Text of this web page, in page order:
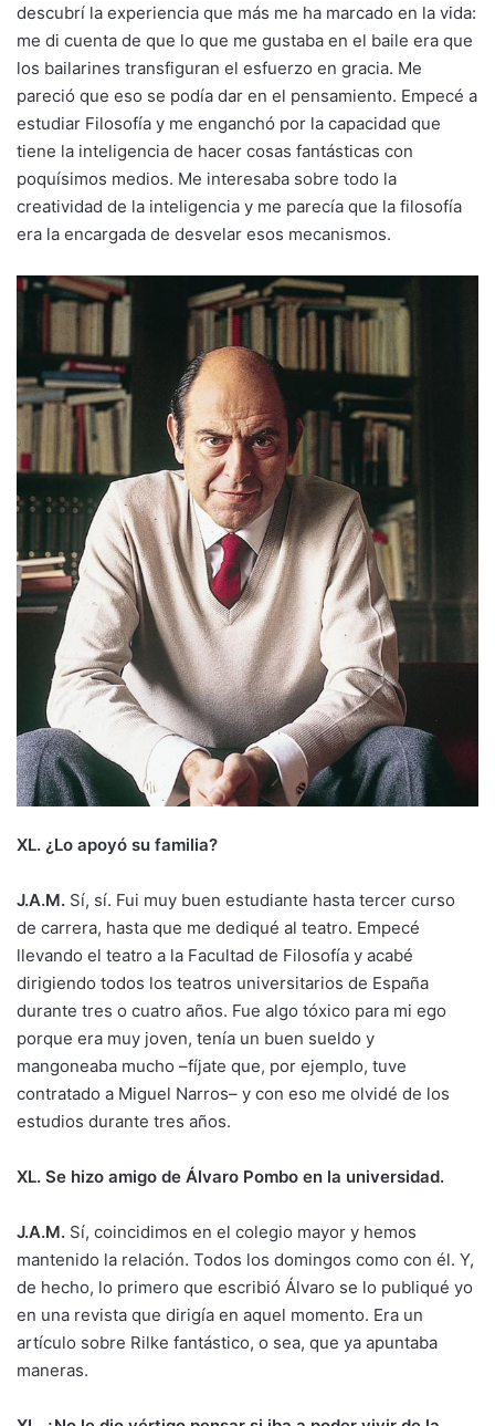
descubrí la experiencia que más me ha marcado en la vida:
me di cuenta de que lo que me gustaba en el baile era que
los bailarines transfiguran el esfuerzo en gracia. Me
pareció que eso se podía dar en el pensamiento. Empecé a
estudiar Filosofía y me enganchó por la capacidad que
tiene la inteligencia de hacer cosas fantásticas con
poquísimos medios. Me interesaba sobre todo la
creatividad de la inteligencia y me parecía que la filosofía
era la encargada de desvelar esos mecanismos.
XL. ¿Lo apoyó su familia?
J.A.M. Sí, sí. Fui muy buen estudiante hasta tercer curso
de carrera, hasta que me dediqué al teatro. Empecé
llevando el teatro a la Facultad de Filosofía y acabé
dirigiendo todos los teatros universitarios de España
durante tres o cuatro años. Fue algo tóxico para mi ego
porque era muy joven, tenía un buen sueldo y
mangoneaba mucho –fíjate que, por ejemplo, tuve
contratado a Miguel Narros– y con eso me olvidé de los
estudios durante tres años.
XL. Se hizo amigo de Álvaro Pombo en la universidad.
J.A.M. Sí, coincidimos en el colegio mayor y hemos
mantenido la relación. Todos los domingos como con él. Y,
de hecho, lo primero que escribió Álvaro se lo publiqué yo
en una revista que dirigía en aquel momento. Era un
artículo sobre Rilke fantástico, o sea, que ya apuntaba
maneras.